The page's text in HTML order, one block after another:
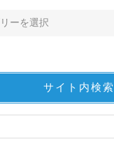
サイト内検索